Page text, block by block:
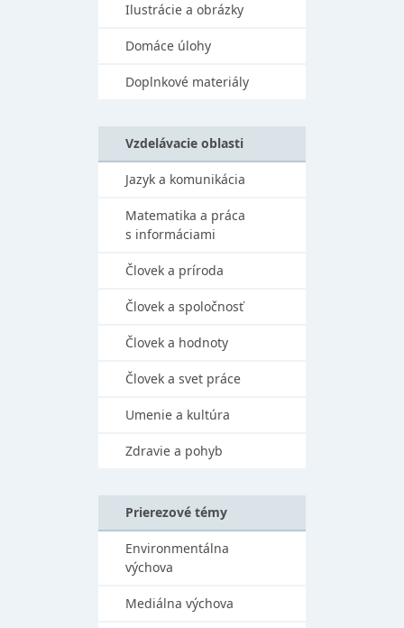
Ilustrácie a obrázky
Domáce úlohy
Doplnkové materiály
Vzdelávacie oblasti
Jazyk a komunikácia
Matematika a práca
s informáciami
Človek a príroda
Človek a spoločnosť
Človek a hodnoty
Človek a svet práce
Umenie a kultúra
Zdravie a pohyb
Prierezové témy
Environmentálna
výchova
Mediálna výchova